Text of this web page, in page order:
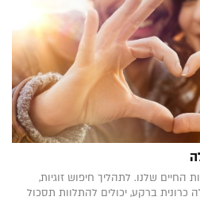
החיים שלנו. לתהליך חיפוש זוגיות,
ברקע, יכולים להתלוות תסכול